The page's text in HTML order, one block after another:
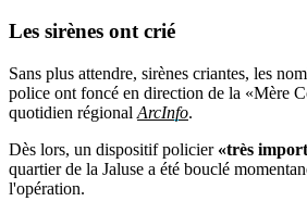
Les sirènes ont crié
Sans plus attendre, sirènes criantes, les
police ont foncé en direction de la «Mère
quotidien régional ArcInfo.
Dès lors, un dispositif policier «très
quartier de la Jaluse a été bouclé
l'opération.